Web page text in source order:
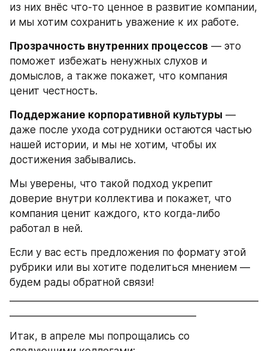
из них внёс что-то ценное в развитие компании,
и мы хотим сохранить уважение к их работе.
Прозрачность внутренних процессов — это
поможет избежать ненужных слухов и
домыслов, а также покажет, что компания
ценит честность.
Поддержание корпоративной культуры —
даже после ухода сотрудники остаются частью
нашей истории, и мы не хотим, чтобы их
достижения забывались.
Мы уверены, что такой подход укрепит
доверие внутри коллектива и покажет, что
компания ценит каждого, кто когда-либо
работал в ней.
Если у вас есть предложения по формату этой
рубрики или вы хотите поделиться мнением —
будем рады обратной связи!
Итак, в апреле мы попрощались со